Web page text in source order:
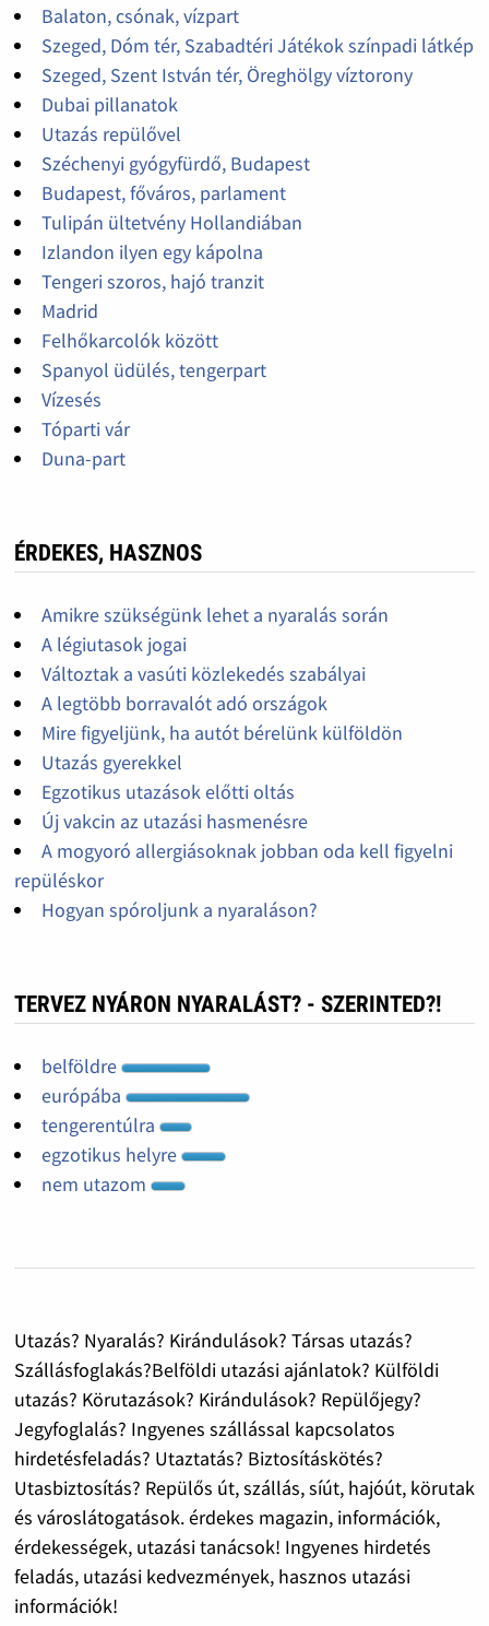
Balaton, csónak, vízpart
Szeged, Dóm tér, Szabadtéri Játékok színpadi látkép
Szeged, Szent István tér, Öreghölgy víztorony
Dubai pillanatok
Utazás repülővel
Széchenyi gyógyfürdő, Budapest
Budapest, főváros, parlament
Tulipán ültetvény Hollandiában
Izlandon ilyen egy kápolna
Tengeri szoros, hajó tranzit
Madrid
Felhőkarcolók között
Spanyol üdülés, tengerpart
Vízesés
Tóparti vár
Duna-part
ÉRDEKES, HASZNOS
Amikre szükségünk lehet a nyaralás során
A légiutasok jogai
Változtak a vasúti közlekedés szabályai
A legtöbb borravalót adó országok
Mire figyeljünk, ha autót bérelünk külföldön
Utazás gyerekkel
Egzotikus utazások előtti oltás
Új vakcin az utazási hasmenésre
A mogyoró allergiásoknak jobban oda kell figyelni
repüléskor
Hogyan spóroljunk a nyaraláson?
TERVEZ NYÁRON NYARALÁST? - SZERINTED?!
belföldre
európába
tengerentúlra
egzotikus helyre
nem utazom
Utazás? Nyaralás? Kirándulások? Társas utazás?
Szállásfoglakás?Belföldi utazási ajánlatok? Külföldi
utazás? Körutazások? Kirándulások? Repülőjegy?
Jegyfoglalás? Ingyenes szállással kapcsolatos
hirdetésfeladás? Utaztatás? Biztosításkötés?
Utasbiztosítás? Repülős út, szállás, síút, hajóút, körutak
és városlátogatások. érdekes magazin, információk,
érdekességek, utazási tanácsok! Ingyenes hirdetés
feladás, utazási kedvezmények, hasznos utazási
információk!